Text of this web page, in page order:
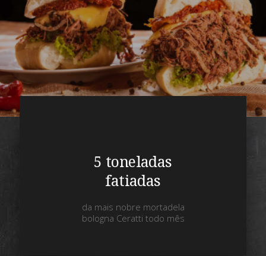
5 toneladas
fatiadas
da mais nobre mortadela
bologna Ceratti todo mês